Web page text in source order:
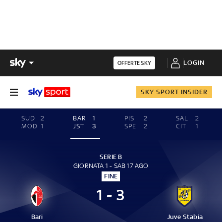
OFFERTE SKY LOGIN
SKY SPORT INSIDER
SUD
2
MOD 1
BAR
1
JST
3
PIS
2
SPE
2
SAL
2
CIT
1
SERIE B
GIORNATA 1 - SAB 17 AGO
FINE
Bari
1 - 3
Juve Stabia